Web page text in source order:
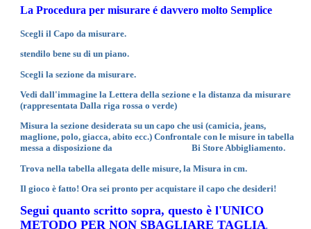
La Procedura per misurare é davvero molto Semplice
Scegli il Capo da misurare.
stendilo bene su di un piano.
Scegli la sezione da misurare.
Vedi dall'immagine la Lettera della sezione e la distanza da misurare
(rappresentata Dalla riga rossa o verde)
Misura la sezione desiderata su un capo che usi (camicia, jeans,
maglione, polo, giacca, abito ecc.) Confrontale con le misure in tabella
messa a disposizione daBi Store Abbigliamento.
Trova nella tabella allegata delle misure, la Misura in cm.
Il gioco è fatto! Ora sei pronto per acquistare il capo che desideri!
Segui quanto scritto sopra, questo è l'UNICO
METODO PER NON SBAGLIARE TAGLIA.